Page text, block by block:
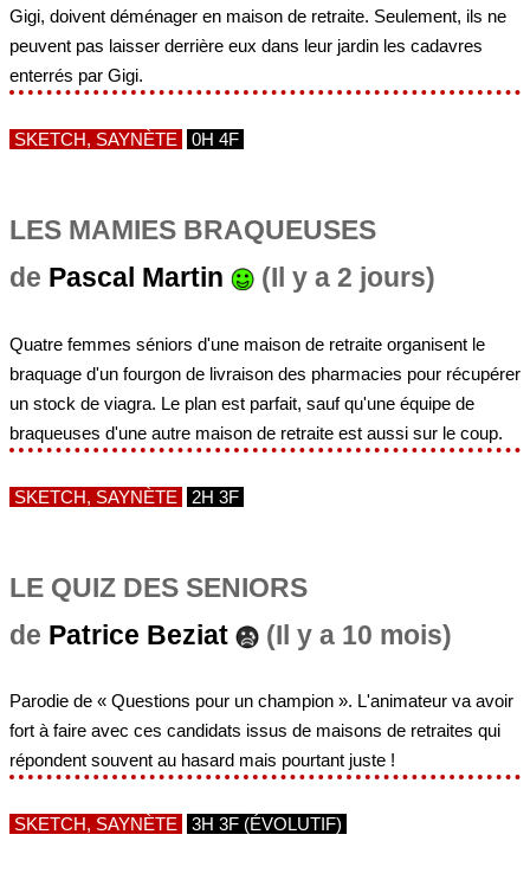
Gigi, doivent déménager en maison de retraite. Seulement, ils ne
peuvent pas laisser derrière eux dans leur jardin les cadavres
enterrés par Gigi.
SKETCH, SAYNÈTE 0H 4F
LES MAMIES BRAQUEUSES
de Pascal Martin (Il y a 2 jours)
Quatre femmes séniors d'une maison de retraite organisent le
braquage d'un fourgon de livraison des pharmacies pour récupérer
un stock de viagra. Le plan est parfait, sauf qu'une équipe de
braqueuses d'une autre maison de retraite est aussi sur le coup.
SKETCH, SAYNÈTE 2H 3F
LE QUIZ DES SENIORS
de Patrice Beziat (Il y a 10 mois)
Parodie de « Questions pour un champion ». L'animateur va avoir
fort à faire avec ces candidats issus de maisons de retraites qui
répondent souvent au hasard mais pourtant juste !
SKETCH, SAYNÈTE 3H 3F (ÉVOLUTIF)